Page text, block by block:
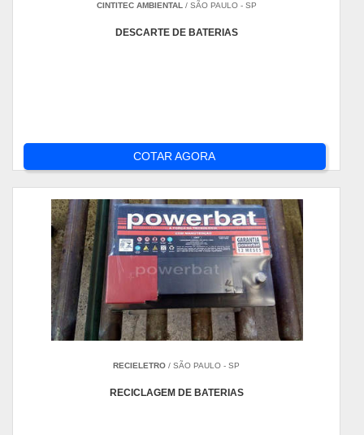
CINTITEC AMBIENTAL / SÃO PAULO - SP
DESCARTE DE BATERIAS
COTAR AGORA
RECIELETRO / SÃO PAULO - SP
RECICLAGEM DE BATERIAS